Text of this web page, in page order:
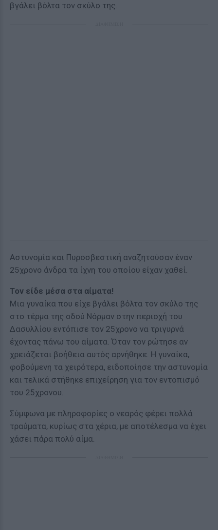
βγάλει βόλτα τον σκύλο της.
Αστυνομία και Πυροσβεστική αναζητούσαν έναν
25χρονο άνδρα τα ίχνη του οποίου είχαν χαθεί.
Τον είδε μέσα στα αίματα!
Μια γυναίκα που είχε βγάλει βόλτα τον σκύλο της
στο τέρμα της οδού Νόρμαν στην περιοχή του
Δασυλλίου εντόπισε τον 25χρονο να τριγυρνά
έχοντας πάνω του αίματα. Όταν τον ρώτησε αν
χρειάζεται βοήθεια αυτός αρνήθηκε. Η γυναίκα,
φοβούμενη τα χειρότερα, ειδοποίησε την αστυνομία
και τελικά στήθηκε επιχείρηση για τον εντοπισμό
του 25χρονου.
Σύμφωνα με πληροφορίες ο νεαρός φέρει πολλά
τραύματα, κυρίως στα χέρια, με αποτέλεσμα να έχει
χάσει πάρα πολύ αίμα.